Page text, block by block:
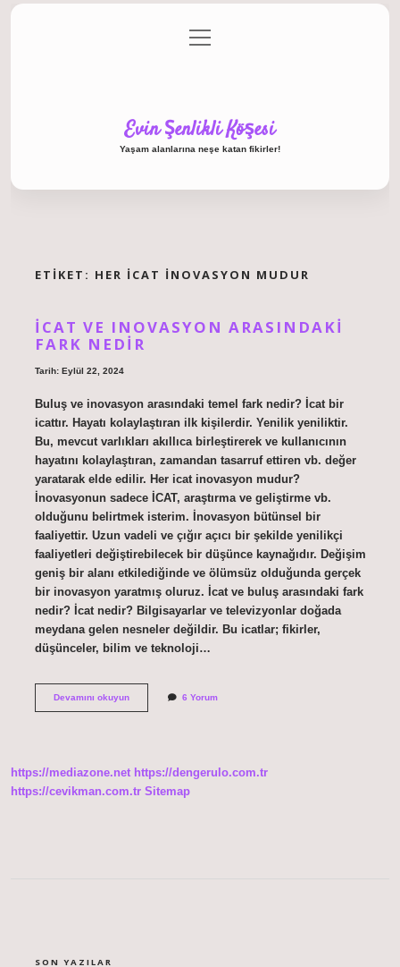
Gizlilik Politikası
menüyü
aç
Evin Şenlikli Köşesi
Yaşam alanlarına neşe katan fikirler!
ETIKET: HER ICAT INOVASYON MUDUR
İCAT VE INOVASYON ARASINDAKI
FARK NEDIR
Tarih: Eylül 22, 2024
Buluş ve inovasyon arasındaki temel fark nedir? İcat bir
icattır. Hayatı kolaylaştıran ilk kişilerdir. Yenilik yeniliktir.
Bu, mevcut varlıkları akıllıca birleştirerek ve kullanıcının
hayatını kolaylaştıran, zamandan tasarruf ettiren vb. değer
yaratarak elde edilir. Her icat inovasyon mudur?
İnovasyonun sadece İCAT, araştırma ve geliştirme vb.
olduğunu belirtmek isterim. İnovasyon bütünsel bir
faaliyettir. Uzun vadeli ve çığır açıcı bir şekilde yenilikçi
faaliyetleri değiştirebilecek bir düşünce kaynağıdır. Değişim
geniş bir alanı etkilediğinde ve ölümsüz olduğunda gerçek
bir inovasyon yaratmış oluruz. İcat ve buluş arasındaki fark
nedir? İcat nedir? Bilgisayarlar ve televizyonlar doğada
meydana gelen nesneler değildir. Bu icatlar; fikirler,
düşünceler, bilim ve teknoloji…
Devamını okuyunİCat
6 Yorum
https://mediazone.net https://dengerulo.com.tr
https://cevikman.com.tr Sitemap
SON YAZILAR